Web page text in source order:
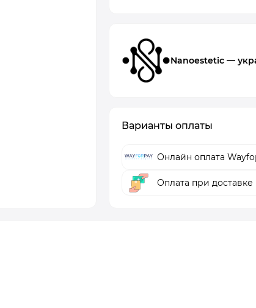
Nanoestetic —
Варианты оплаты
Онлайн оплата
Оплата при доставке